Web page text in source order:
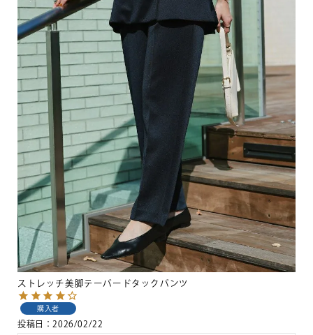
ストレッチ美脚テーパードタックパンツ
購入者
投稿日 2026/02/22